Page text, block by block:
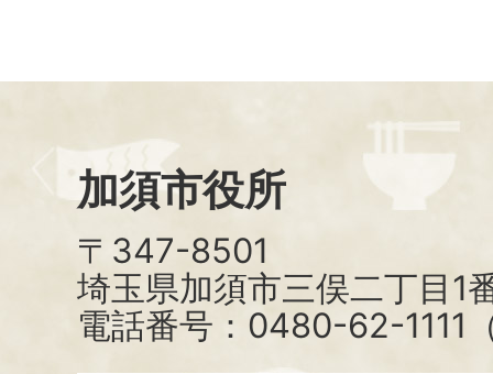
加須市役所
〒347-8501
埼玉県加須市三俣二丁目1
電話番号：0480-62-1111